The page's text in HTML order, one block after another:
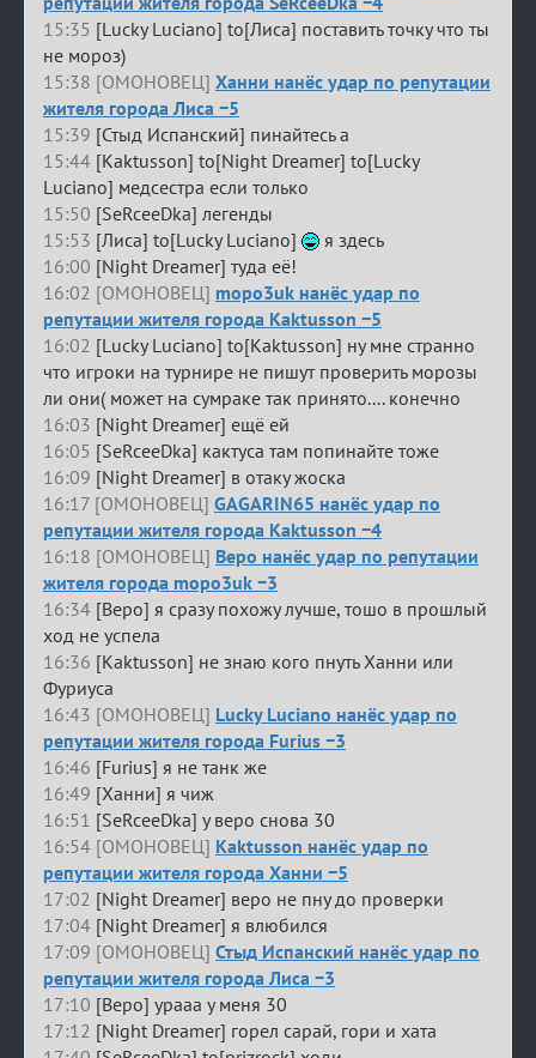
15:35 [Lucky Luciano] to[Лиса] поставить точку что ты
не мороз)
15:38 [ОМОНОВЕЦ] Ханни нанёс удар по репутации
жителя города Лиса −5
15:39 [Стыд Испанский] пинайтесь а
15:44 [Kaktusson] to[Night Dreamer] to[Lucky
Luciano] медсестра если только
15:50 [SeRceeDka] легенды
15:53 [Лиса] to[Lucky Luciano]
я здесь
16:00 [Night Dreamer] туда её!
16:02 [ОМОНОВЕЦ] mopo3uk нанёс удар по
репутации жителя города Kaktusson −5
16:02 [Lucky Luciano] to[Kaktusson] ну мне странно
что игроки на турнире не пишут проверить морозы
ли они( может на сумраке так принято.... конечно
16:03 [Night Dreamer] ещё ей
16:05 [SeRceeDka] кактуса там попинайте тоже
16:09 [Night Dreamer] в отаку жоска
16:17 [ОМОНОВЕЦ] GAGARIN65 нанёс удар по
репутации жителя города Kaktusson −4
16:18 [ОМОНОВЕЦ] Веро нанёс удар по репутации
жителя города mopo3uk −3
16:34 [Веро] я сразу похожу лучше, тошо в прошлый
ход не успела
16:36 [Kaktusson] не знаю кого пнуть Ханни или
Фуриуса
16:43 [ОМОНОВЕЦ] Lucky Luciano нанёс удар по
репутации жителя города Furius −3
16:46 [Furius] я не танк же
16:49 [Ханни] я чиж
16:51 [SeRceeDka] у веро снова 30
16:54 [ОМОНОВЕЦ] Kaktusson нанёс удар по
репутации жителя города Ханни −5
17:02 [Night Dreamer] веро не пну до проверки
17:04 [Night Dreamer] я влюбился
17:09 [ОМОНОВЕЦ] Стыд Испанский нанёс удар по
репутации жителя города Лиса −3
17:10 [Веро] урааа у меня 30
17:12 [Night Dreamer] горел сарай, гори и хата